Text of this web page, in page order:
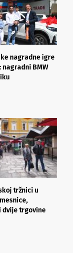
nagradne igre
nagradni BMW
tržnici u
dvije trgovine